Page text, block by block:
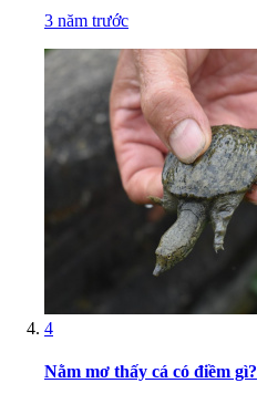
3 năm trước
4
Nằm mơ thấy cá có điềm gì?